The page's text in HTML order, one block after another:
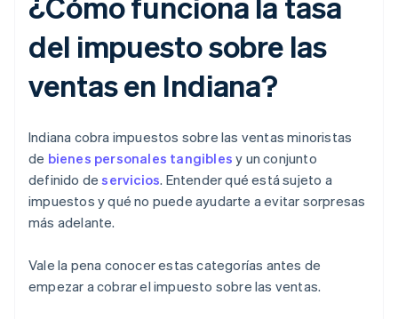
del impuesto sobre las
ventas en Indiana?
Indiana cobra impuestos sobre las ventas minoristas
de bienes personales tangibles y un conjunto
definido deservicios. Entender qué está sujeto a
impuestos y qué no puede ayudarte a evitar sorpresas
más adelante.
Vale la pena conocer estas categorías antes de
empezar a cobrar el impuesto sobre las ventas.